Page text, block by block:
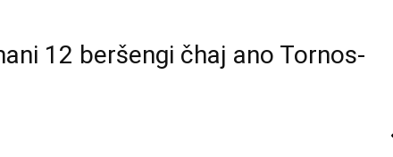
12 beršengi čhaj ano Tornos-